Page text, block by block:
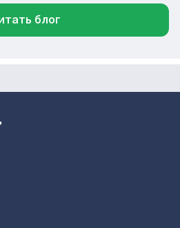
блог